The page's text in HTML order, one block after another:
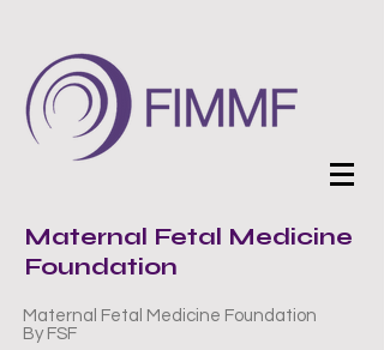
Maternal Fetal Medicine
Foundation
Maternal Fetal Medicine Foundation
By FSF